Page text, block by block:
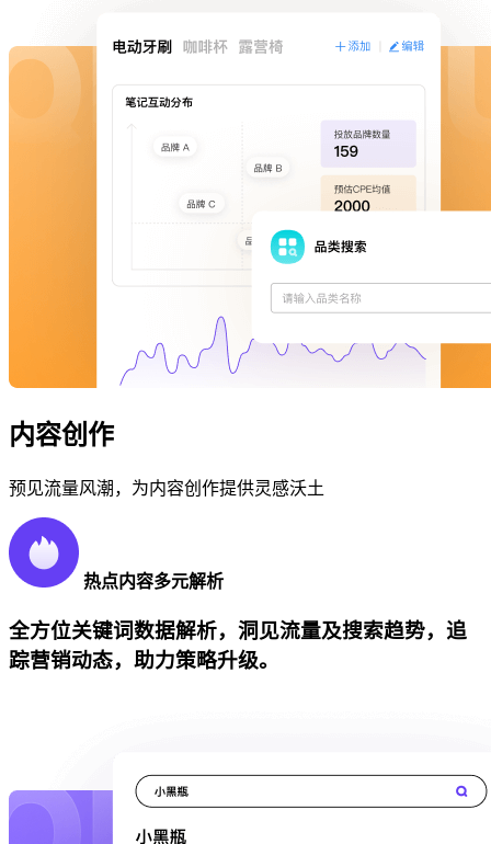
内容创作
预见流量风潮，为内容创作提供灵感沃土
热点内容多元解析
全方位关键词数据解析，洞见流量及搜索趋势，追
踪营销动态，助力策略升级。